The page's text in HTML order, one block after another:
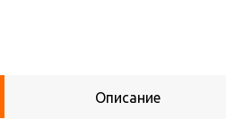
Описание